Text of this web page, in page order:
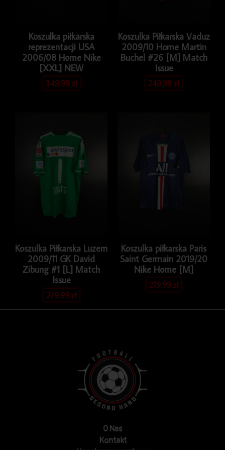
Koszulka piłkarska
reprezentacji USA
2006/08 Home Nike
[XXL] NEW
349.99zł
Koszulka Piłkarska Vaduz
2009/10 Home Martin
Buchel #26 [M] Match
Issue
249.99zł
Koszulka Piłkarska Luzern
2009/11 GK David
Zibung #1 [L] Match
Issue
279.99zł
Koszulka piłkarska Paris
Saint Germain 2019/20
Nike Home [M]
219.99zł
O Nas
Kontakt